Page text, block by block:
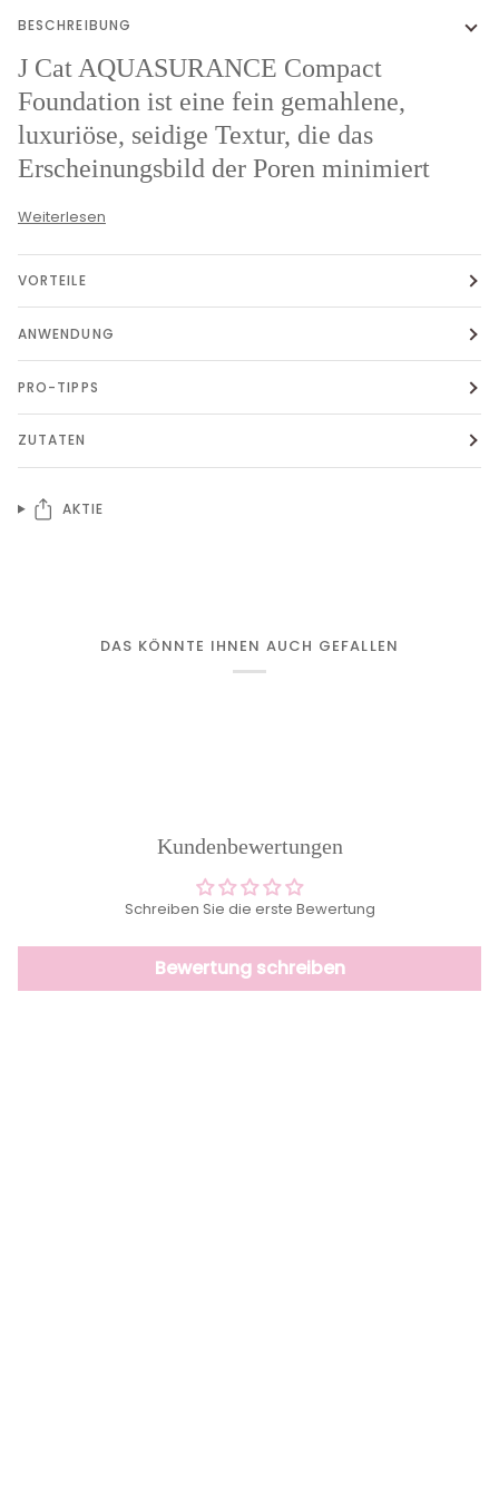
BESCHREIBUNG
J Cat AQUASURANCE Compact
Foundation ist eine fein gemahlene,
luxuriöse, seidige Textur, die das
Erscheinungsbild der Poren minimiert
Weiterlesen
VORTEILE
ANWENDUNG
PRO-TIPPS
ZUTATEN
AKTIE
DAS KÖNNTE IHNEN AUCH GEFALLEN
Kundenbewertungen
Schreiben Sie die erste Bewertung
Bewertung schreiben